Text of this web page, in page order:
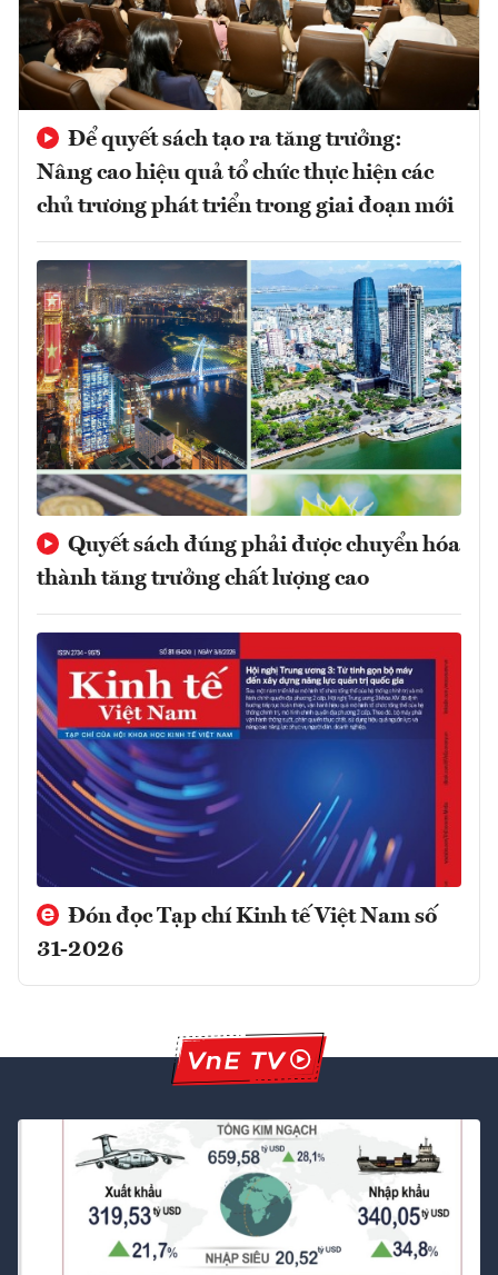
Để quyết sách tạo ra tăng trưởng:
Nâng cao hiệu quả tổ chức thực hiện các
chủ trương phát triển trong giai đoạn mới
Quyết sách đúng phải được chuyển hóa
thành tăng trưởng chất lượng cao
Đón đọc Tạp chí Kinh tế Việt Nam số
31-2026